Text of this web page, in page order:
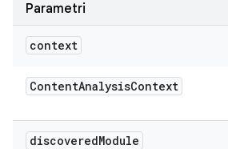
Parametri
context
ContentAnalysisContext
discoveredModule